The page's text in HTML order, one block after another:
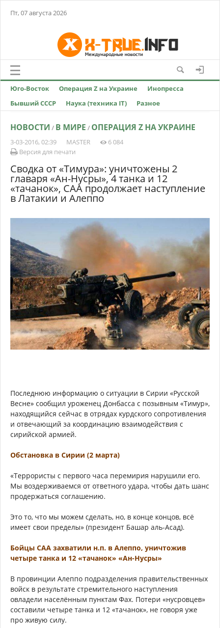
Пт, 07 августа 2026
Юго-Восток Операция Z на Украине
Инопресса
Бывший СССР
Наука (техника IT) Разное
НОВОСТИ / В МИРЕ / ОПЕРАЦИЯ Z НА УКРАИНЕ
3-03-2016, 02:39 MASTER
6 084
Версия для печати
Сводка от «Тимура»: уничтожены 2
главаря «Ан-Нусры», 4 танка и 12
«тачанок», САА продолжает наступление
в Латакии и Алеппо
Последнюю информацию о ситуации в Сирии «Русской
Весне» сообщил уроженец Донбасса с позывным «Тимур»,
находящийся сейчас в отрядах курдского сопротивления
и отвечающий за координацию взаимодействия с
сирийской армией.
Обстановка в Сирии (2 марта)
«Террористы с первого часа перемирия нарушили его.
Мы воздерживаемся от ответного удара, чтобы дать шанс
продержаться соглашению.
Это то, что мы можем сделать, но, в конце концов, всё
имеет свои пределы» (президент Башар аль-Асад).
Бойцы САА захватили н.п. в Алеппо, уничтожив
четыре танка и 12 «тачанок» «Ан-Нусры»
В провинции Алеппо подразделения правительственных
войск в результате стремительного наступления
овладели населённым пунктам Фах. Потери «нусровцев»
составили четыре танка и 12 «тачанок», не говоря уже
про живую силу.